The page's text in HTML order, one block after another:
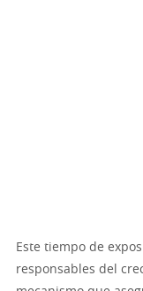
Este tiempo de
responsables del